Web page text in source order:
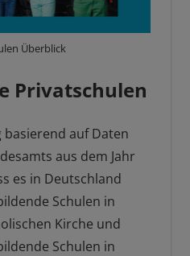
Überblick
Privatschulen
basierend auf Daten
aus dem Jahr
es in Deutschland
Schulen in
Kirche und
Schulen in